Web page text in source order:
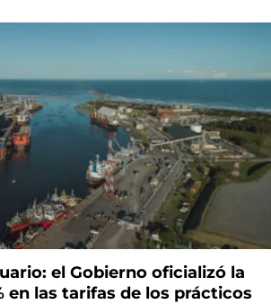
el Gobierno oficializó la
en las tarifas de los prácticos